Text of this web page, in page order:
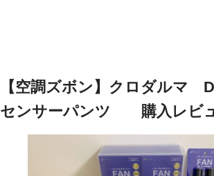
【空調ズボン】クロダルマ
センサーパンツ 購入レビ